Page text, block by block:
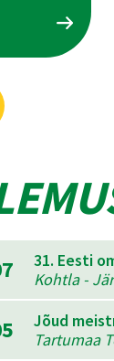
31. Eesti
Kohtla -
Jõud
Tartumaa